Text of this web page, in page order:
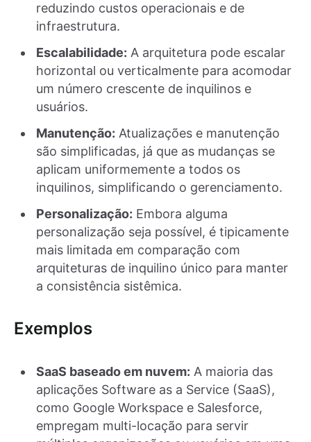
reduzindo custos operacionais e de
infraestrutura.
Escalabilidade: A arquitetura pode escalar
horizontal ou verticalmente para acomodar
um número crescente de inquilinos e
usuários.
Manutenção: Atualizações e manutenção
são simplificadas, já que as mudanças se
aplicam uniformemente a todos os
inquilinos, simplificando o gerenciamento.
Personalização: Embora alguma
personalização seja possível, é tipicamente
mais limitada em comparação com
arquiteturas de inquilino único para manter
a consistência sistêmica.
Exemplos
SaaS baseado em nuvem: A maioria das
aplicações Software as a Service (SaaS),
como Google Workspace e Salesforce,
empregam multi-locação para servir